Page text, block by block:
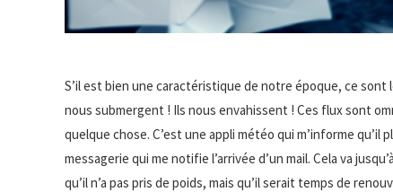
S’il est bien une caractéristique de notre époque, ce
nous submergent ! Ils nous envahissent ! Ces flux sont
quelque chose. C’est une appli météo qui m’informe
messagerie qui me notifie l’arrivée d’un mail. Cela va
qu’il n’a pas pris de poids, mais qu’il serait temps de